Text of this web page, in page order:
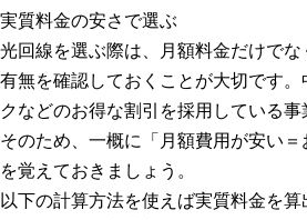
実質料金の安さで選ぶ
光回線を選ぶ際は、月額料金だけでな
有無を確認しておくことが大切です
クなどのお得な割引を採用している事
そのため、一概に
「月額費用が安い
を覚えておきましょう。
以下の計算方法を使えば実質料金を